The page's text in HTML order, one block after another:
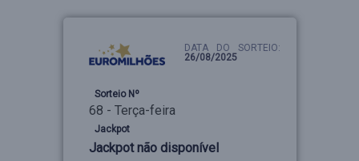
DATA DO SORTEIO:
26/08/2025
Sorteio Nº
68 - Terça-feira
Jackpot
Jackpot não disponível